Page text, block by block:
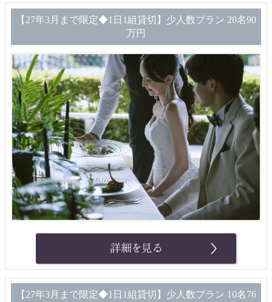
【27年3月まで限定◆1日1組貸切】少人数プラン 20名90
万円
【27年3月まで限定◆1日1組貸切】少人数プラン 10名76